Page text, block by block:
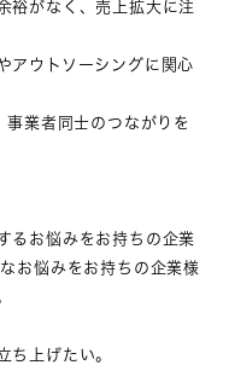
裕がなく、売上拡大に注
アウトソーシングに関心
事業者同士のつながりを
るお悩みをお持ちの企業
お悩みをお持ちの企業様
ち上げたい。